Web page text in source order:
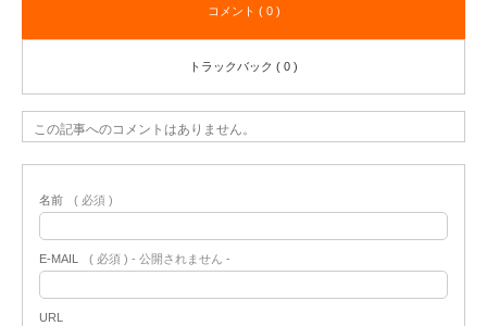
コメント ( 0 )
トラックバック ( 0 )
この記事へのコメントはありません。
名前 ( 必須 )
E-MAIL ( 必須 ) - 公開されません -
URL